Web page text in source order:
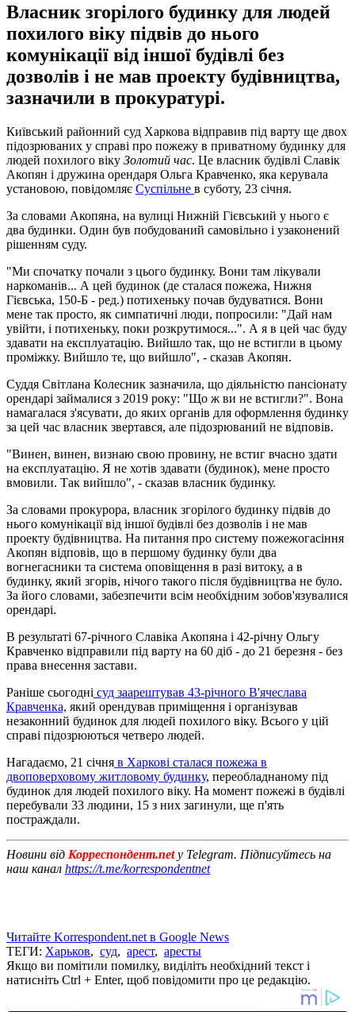
Власник згорілого будинку для людей
похилого віку підвів до нього
комунікації від іншої будівлі без
дозволів і не мав проекту будівництва,
зазначили в прокуратурі.
Київський районний суд Харкова відправив під варту ще двох
підозрюваних у справі про пожежу в приватному будинку для
людей похилого віку Золотий час. Це власник будівлі Славік
Акопян і дружина орендаря Ольга Кравченко, яка керувала
установою, повідомляє Суспільне в суботу, 23 січня.
За словами Акопяна, на вулиці Нижній Гієвський у нього є
два будинки. Один був побудований самовільно і узаконений
рішенням суду.
"Ми спочатку почали з цього будинку. Вони там лікували
наркоманів... А цей будинок (де сталася пожежа, Нижня
Гієвська, 150-Б - ред.) потихеньку почав будуватися. Вони
мене так просто, як симпатичні люди, попросили: "Дай нам
увійти, і потихеньку, поки розкрутимося...". А я в цей час буду
здавати на експлуатацію. Вийшло так, що не встигли в цьому
проміжку. Вийшло те, що вийшло", - сказав Акопян.
Суддя Світлана Колесник зазначила, що діяльністю пансіонату
орендарі займалися з 2019 року: "Що ж ви не встигли?". Вона
намагалася з'ясувати, до яких органів для оформлення будинку
за цей час власник звертався, але підозрюваний не відповів.
"Винен, винен, визнаю свою провину, не встиг вчасно здати
на експлуатацію. Я не хотів здавати (будинок), мене просто
вмовили. Так вийшло", - сказав власник будинку.
За словами прокурора, власник згорілого будинку підвів до
нього комунікації від іншої будівлі без дозволів і не мав
проекту будівництва. На питання про систему пожежогасіння
Акопян відповів, що в першому будинку були два
вогнегасники та система оповіщення в разі витоку, а в
будинку, який згорів, нічого такого після будівництва не було.
За його словами, забезпечити всім необхідним зобов'язувалися
орендарі.
В результаті 67-річного Славіка Акопяна і 42-річну Ольгу
Кравченко відправили під варту на 60 діб - до 21 березня - без
права внесення застави.
Раніше сьогодні суд заарештував 43-річного В'ячеслава
Кравченка, який орендував приміщення і організував
незаконний будинок для людей похилого віку. Всього у цій
справі підозрюються четверо людей.
Нагадаємо, 21 січня в Харкові сталася пожежа в
двоповерховому житловому будинку, переобладнаному під
будинок для людей похилого віку. На момент пожежі в будівлі
перебували 33 людини, 15 з них загинули, ще п'ять
постраждали.
Новини від Корреспондент.netу Telegram. Підписуйтесь на
наш канал https://t.me/korrespondentnet
Читайте Korrespondent.net в Google News
ТЕГИ: Харьков, суд, арест, аресты
Якщо ви помітили помилку, виділіть необхідний текст і
натисніть Ctrl + Enter, щоб повідомити про це редакцію.